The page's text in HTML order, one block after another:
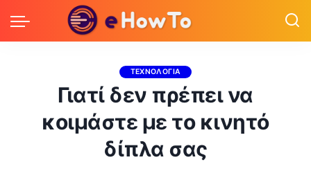
ΤΕΧΝΟΛΟΓΙΑ
Γιατί δεν πρέπει να
κοιμάστε με το κινητό
δίπλα σας